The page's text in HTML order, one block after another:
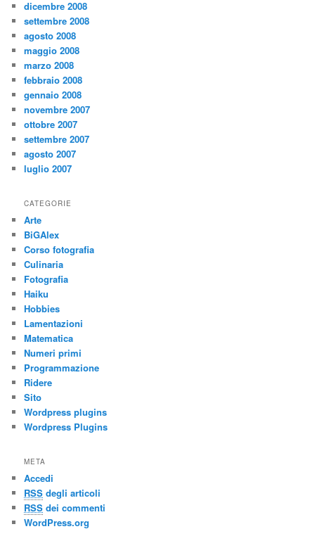
dicembre 2008
settembre 2008
agosto 2008
maggio 2008
marzo 2008
febbraio 2008
gennaio 2008
novembre 2007
ottobre 2007
settembre 2007
agosto 2007
luglio 2007
CATEGORIE
Arte
BiGAlex
Corso fotografia
Culinaria
Fotografia
Haiku
Hobbies
Lamentazioni
Matematica
Numeri primi
Programmazione
Ridere
Sito
Wordpress plugins
Wordpress Plugins
META
Accedi
RSS degli articoli
RSS dei commenti
WordPress.org